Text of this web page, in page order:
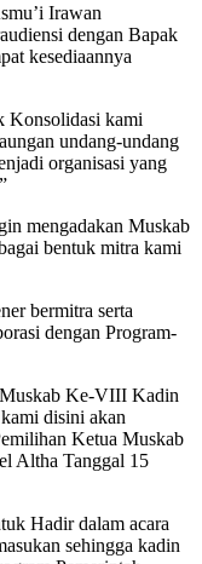
Irawan
dengan Bapak
kesediaannya
Konsolidasi kami
undang-undang
organisasi yang
mengadakan Muskab
bentuk mitra kami
bermitra serta
dengan Program-
Muskab Ke-VIII Kadin
disini akan
Ketua Muskab
Altha Tanggal 15
Hadir dalam acara
sehingga kadin